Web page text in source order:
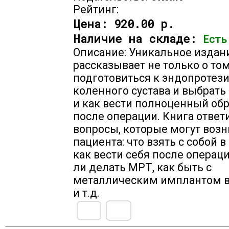
Рейтинг:
Цена: 920.00 р.
Наличие на складе:
Описание: Уникальное
рассказывает не только о
подготовиться к
коленного сустава и выбрать
и как вести полноценный
после операции. Книга
вопросы, которые могут
пациента: что взять с собой
как вести себя после
ли делать МРТ, как быть с
металлическим имплантом в
и т.д.